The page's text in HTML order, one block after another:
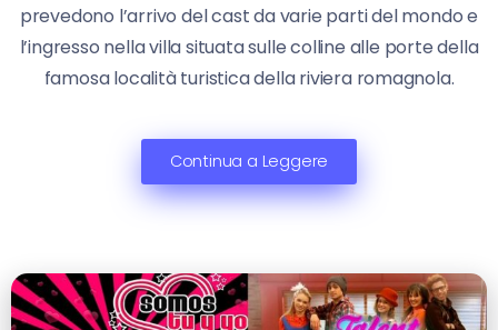
prevedono l’arrivo del cast da varie parti del mondo e
l’ingresso nella villa situata sulle colline alle porte della
famosa località turistica della riviera romagnola.
Continua a Leggere